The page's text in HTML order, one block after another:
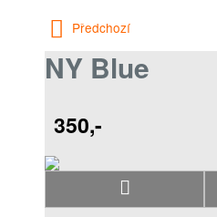
Předchozí
NY Blue
350,-